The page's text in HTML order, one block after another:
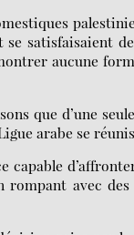
satisfaisaient
aucune
que d’une
arabe se
capable
avec